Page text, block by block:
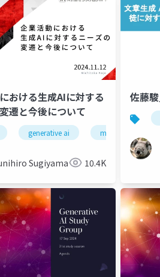
deep learning artificial intelligence
おける生成AIに対する
遷と今後について
generative ai machine learning
Sugiyama 10.4K
佐藤